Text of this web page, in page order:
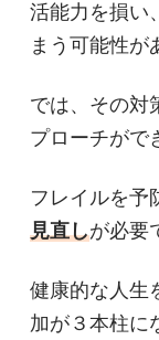
活能力を損い
まう可能性が
では、その対
プローチがで
フレイルを予
見直しが必要
健康的な人生
加が３本柱に